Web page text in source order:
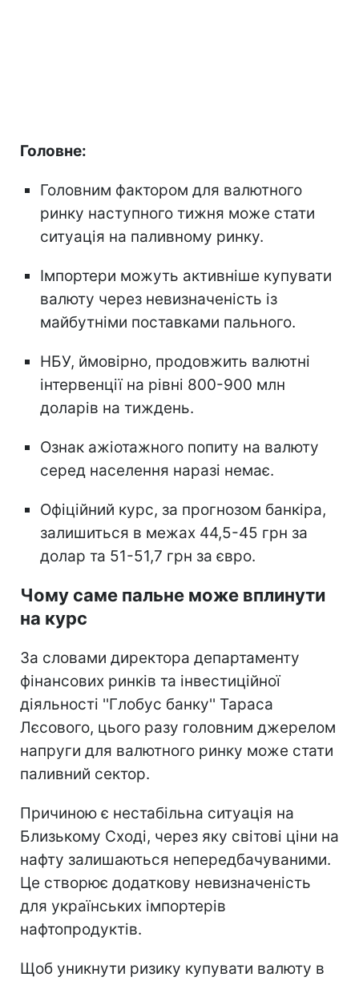
Головне:
Головним фактором для валютного
ринку наступного тижня може стати
ситуація на паливному ринку.
Імпортери можуть активніше купувати
валюту через невизначеність із
майбутніми поставками пального.
НБУ, ймовірно, продовжить валютні
інтервенції на рівні 800-900 млн
доларів на тиждень.
Ознак ажіотажного попиту на валюту
серед населення наразі немає.
Офіційний курс, за прогнозом банкіра,
залишиться в межах 44,5-45 грн за
долар та 51-51,7 грн за євро.
Чому саме пальне може вплинути
на курс
За словами директора департаменту
фінансових ринків та інвестиційної
діяльності ''Глобус банку'' Тараса
Лєсового, цього разу головним джерелом
напруги для валютного ринку може стати
паливний сектор.
Причиною є нестабільна ситуація на
Близькому Сході, через яку світові ціни на
нафту залишаються непередбачуваними.
Це створює додаткову невизначеність
для українських імпортерів
нафтопродуктів.
Щоб уникнути ризику купувати валюту в